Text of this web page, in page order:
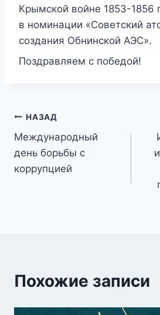
Крымской войне 1853-1856
в номинации «Советский
создания Обнинской АЭС».
Поздравляем с победой!
Навигация
по
записям
НАЗАД
Международный
день борьбы с
коррупцией
Похожие записи